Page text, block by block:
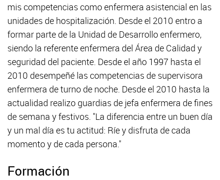
mis competencias como enfermera asistencial en las
unidades de hospitalización. Desde el 2010 entro a
formar parte de la Unidad de Desarrollo enfermero,
siendo la referente enfermera del Área de Calidad y
seguridad del paciente. Desde el año 1997 hasta el
2010 desempeñé las competencias de supervisora
enfermera de turno de noche. Desde el 2010 hasta la
actualidad realizo guardias de jefa enfermera de fines
de semana y festivos. "La diferencia entre un buen día
y un mal día es tu actitud: Ríe y disfruta de cada
momento y de cada persona."
Formación